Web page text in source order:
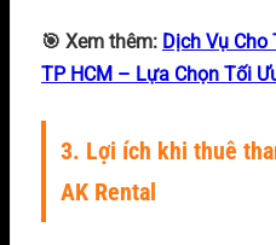
🎯 Xem thêm: Dịch Vụ
TP HCM – Lựa Chọn Tối
3. Lợi ích khi thuê
AK Rental